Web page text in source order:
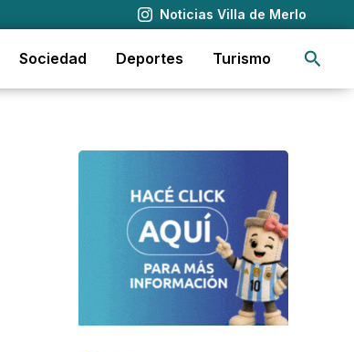
Noticias Villa de Merlo
Sociedad Deportes Turismo